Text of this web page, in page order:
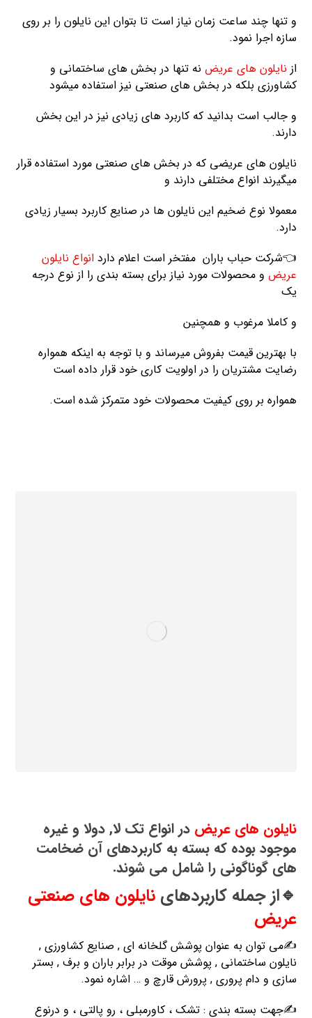
و تنها چند ساعت زمان نیاز است تا بتوان این نایلون را بر روی
سازه اجرا نمود.
از نایلون های عریض نه تنها در بخش های ساختمانی و
کشاورزی بلکه در بخش های صنعتی نیز استفاده میشود
و جالب است بدانید که کاربرد های زیادی نیز در این بخش
دارند.
نایلون های عریضی که در بخش های صنعتی مورد استفاده قرار
میگیرند انواع مختلفی دارند و
معمولا نوع ضخیم این نایلون ها در صنایع کاربرد بسیار زیادی
دارد.
👈شرکت حباب باران مفتخر است اعلام داردانواع نایلون
عریض و محصولات مورد نیاز برای بسته بندی را از نوع درجه
یک
و کاملا مرغوب و همچنین
با بهترین قیمت بفروش میرساند و با توجه به اینکه همواره
رضایت مشتریان را در اولویت کاری خود قرار داده است
همواره بر روی کیفیت محصولات خود متمرکز شده است.
نایلون های عریض در انواع تک لا, دولا و غیره
موجود بوده که بسته به کاربردهای آن ضخامت
های گوناگونی را شامل می شوند.
🔹از جمله کاربردهاینایلون های صنعتی
عریض
✍️می توان به عنوان پوشش گلخانه ای , صنایع کشاورزی ,
نایلون ساختمانی , پوشش موقت در برابر باران و برف , بستر
سازی و دام پروری , پرورش قارچ و … اشاره نمود.
✍️جهت بسته بندی : تشک ، کاورمبلی ، رو پالتی ، و درنوع